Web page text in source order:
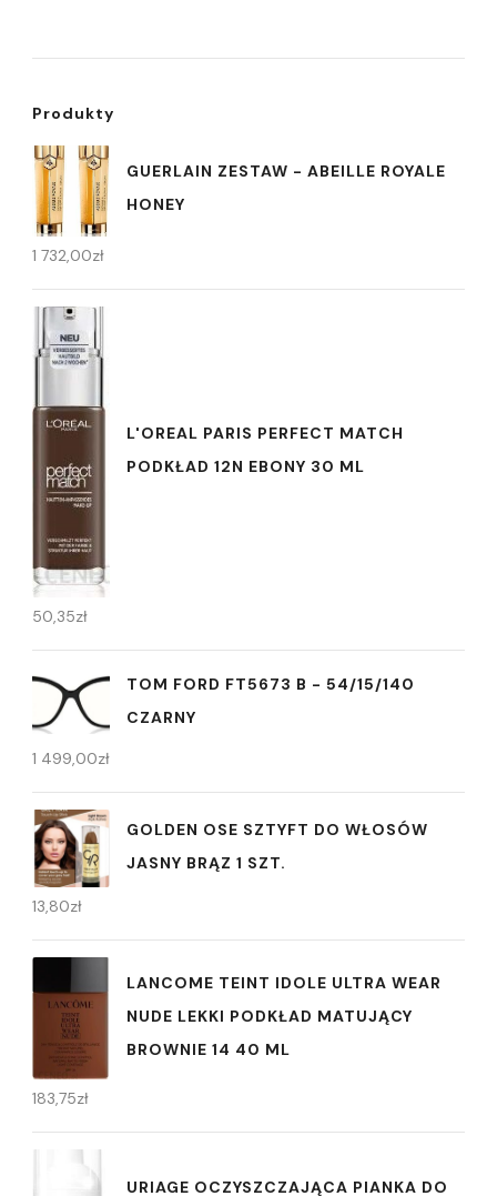
Produkty
GUERLAIN ZESTAW - ABEILLE ROYALE
HONEY
1 732,00zł
L'OREAL PARIS PERFECT MATCH
PODKŁAD 12N EBONY 30 ML
50,35zł
TOM FORD FT5673 B - 54/15/140
CZARNY
1 499,00zł
GOLDEN OSE SZTYFT DO WŁOSÓW
JASNY BRĄZ 1 SZT.
13,80zł
LANCOME TEINT IDOLE ULTRA WEAR
NUDE LEKKI PODKŁAD MATUJĄCY
BROWNIE 14 40 ML
183,75zł
URIAGE OCZYSZCZAJĄCA PIANKA DO